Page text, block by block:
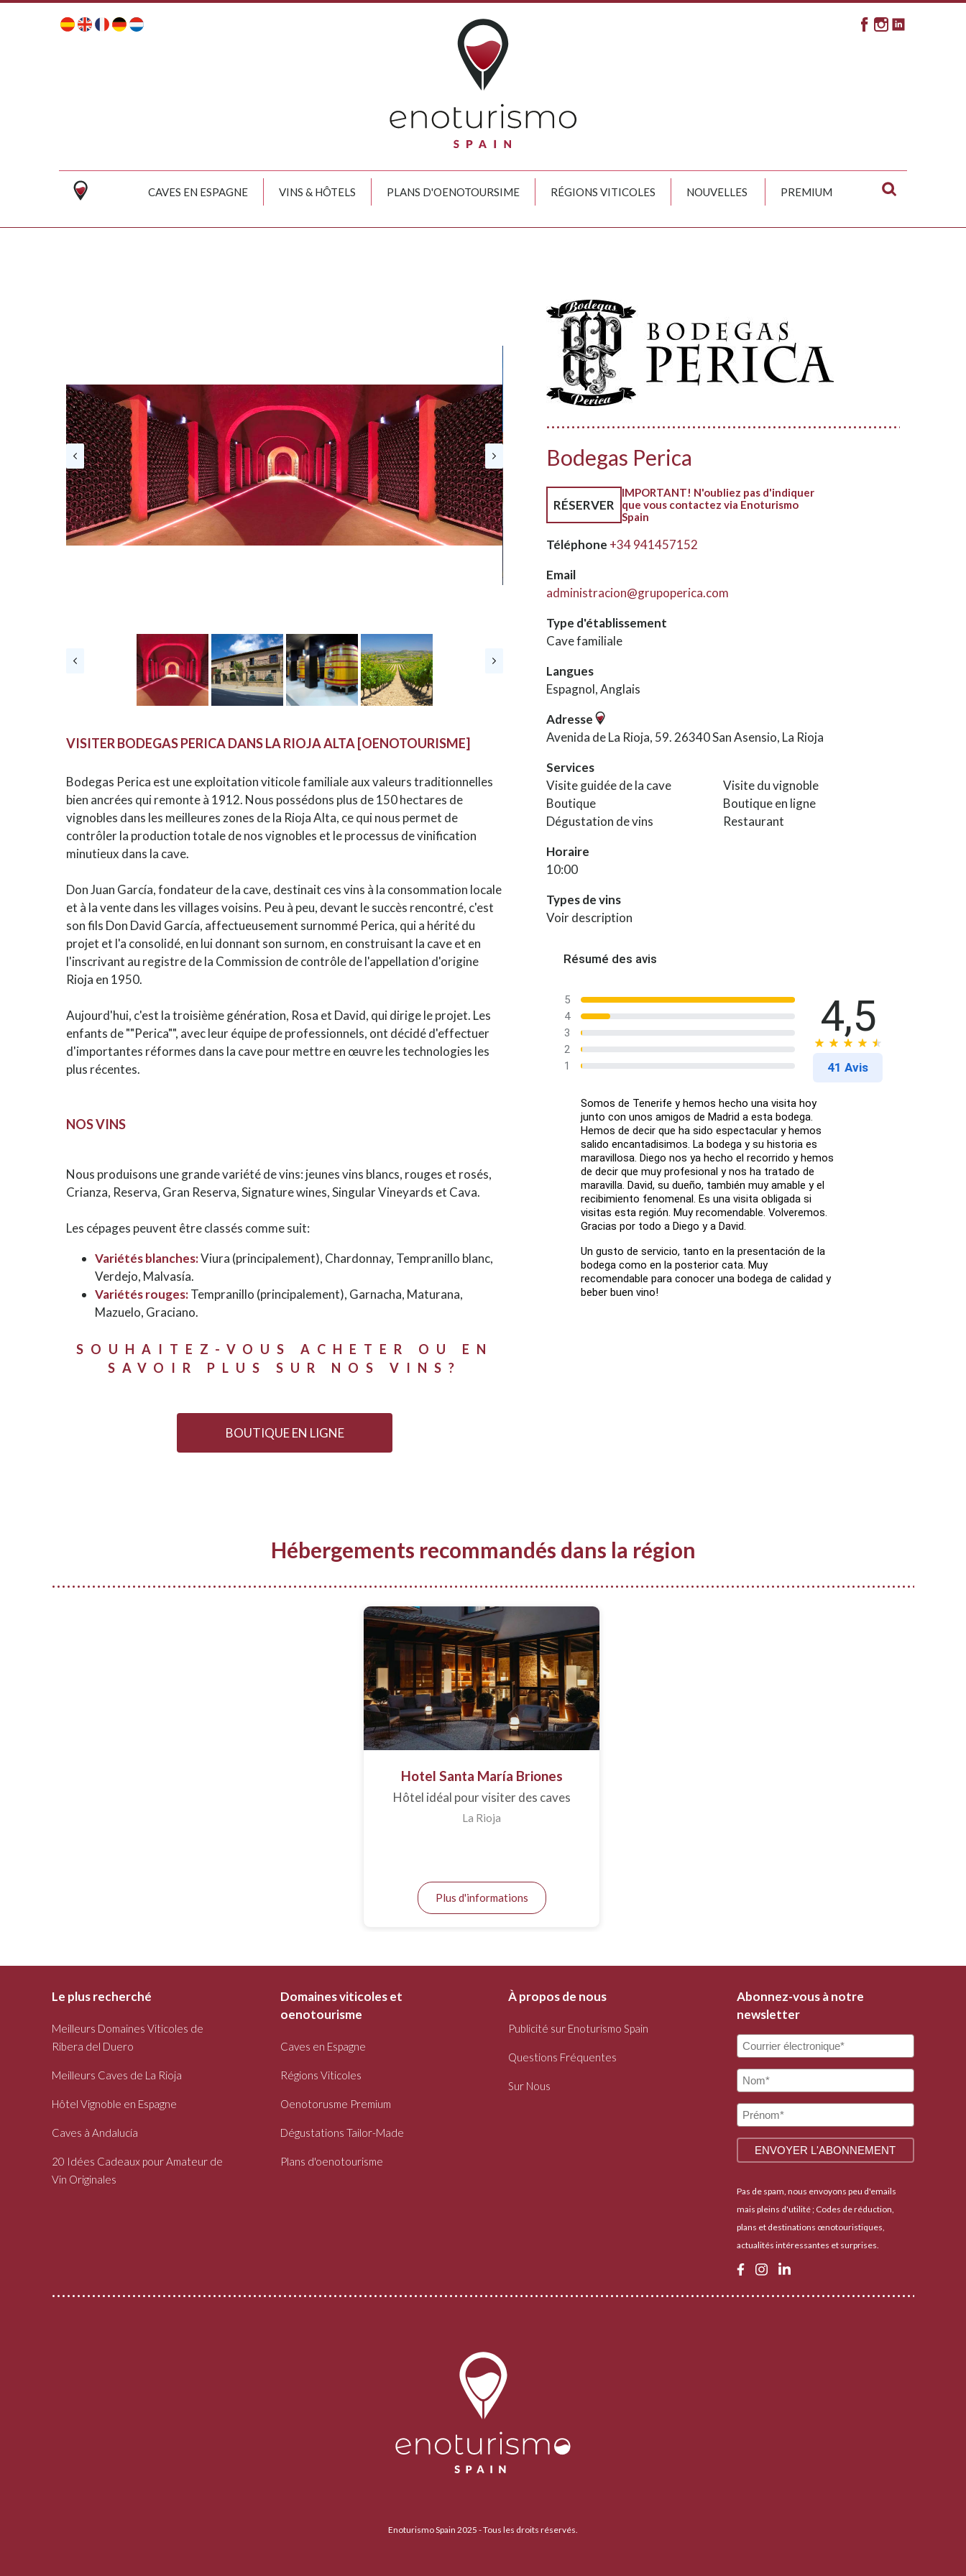
CAVES EN ESPAGNE VINS & HÔTELS PLANS D'OENOTOURSIME RÉGIONS VITICOLES NOUVELLES PREMIUM
VISITER BODEGAS PERICA DANS LA RIOJA ALTA [OENOTOURISME]
Bodegas Perica est une exploitation viticole familiale aux valeurs traditionnelles
bien ancrées qui remonte à 1912. Nous possédons plus de 150 hectares de
vignobles dans les meilleures zones de la Rioja Alta, ce qui nous permet de
contrôler la production totale de nos vignobles et le processus de vinification
minutieux dans la cave.
Don Juan García, fondateur de la cave, destinait ces vins à la consommation locale
et à la vente dans les villages voisins. Peu à peu, devant le succès rencontré, c'est
son fils Don David García, affectueusement surnommé Perica, qui a hérité du
projet et l'a consolidé, en lui donnant son surnom, en construisant la cave et en
l'inscrivant au registre de la Commission de contrôle de l'appellation d'origine
Rioja en 1950.
Aujourd'hui, c'est la troisième génération, Rosa et David, qui dirige le projet. Les
enfants de ""Perica"", avec leur équipe de professionnels, ont décidé d'effectuer
d'importantes réformes dans la cave pour mettre en œuvre les technologies les
plus récentes.
NOS VINS
Nous produisons une grande variété de vins: jeunes vins blancs, rouges et rosés,
Crianza, Reserva, Gran Reserva, Signature wines, Singular Vineyards et Cava.
Les cépages peuvent être classés comme suit:
Variétés blanches:Viura (principalement), Chardonnay, Tempranillo blanc,
Verdejo, Malvasía.
Variétés rouges:Tempranillo (principalement), Garnacha, Maturana,
Mazuelo, Graciano.
SOUHAITEZ-VOUS ACHETER OU EN
SAVOIR PLUS SUR NOS VINS?
BOUTIQUE EN LIGNE
Bodegas Perica
RÉSERVER
IMPORTANT! N'oubliez pas d'indiquer
que vous contactez via Enoturismo
Spain
Téléphone +34 941457152
Email
administracion@grupoperica.com
Type d'établissement
Cave familiale
Langues
Espagnol, Anglais
Adresse
Avenida de La Rioja, 59. 26340 San Asensio, La Rioja
Services
Visite guidée de la cave
Visite du vignoble
Boutique
Boutique en ligne
Dégustation de vins
Restaurant
Horaire
10:00
Types de vins
Voir description
Résumé des avis
5
4
3
2
1
4,5
41 Avis
Somos de Tenerife y hemos hecho una visita hoy
junto con unos amigos de Madrid a esta bodega.
Hemos de decir que ha sido espectacular y hemos
salido encantadisimos. La bodega y su historia es
maravillosa. Diego nos ya hecho el recorrido y hemos
de decir que muy profesional y nos ha tratado de
maravilla. David, su dueño, también muy amable y el
recibimiento fenomenal. Es una visita obligada si
visitas esta región. Muy recomendable. Volveremos.
Gracias por todo a Diego y a David.
Un gusto de servicio, tanto en la presentación de la
bodega como en la posterior cata. Muy
recomendable para conocer una bodega de calidad y
beber buen vino!
Hébergements recommandés dans la région
Hotel Santa María Briones
Hôtel idéal pour visiter des caves
La Rioja
Plus d'informations
Le plus recherché
Meilleurs Domaines Viticoles de
Ribera del Duero
Meilleurs Caves de La Rioja
Hôtel Vignoble en Espagne
Caves à Andalucía
20 Idées Cadeaux pour Amateur de
Vin Originales
Domaines viticoles et
oenotourisme
Caves en Espagne
Régions Viticoles
Oenotorusme Premium
Dégustations Tailor-Made
Plans d'oenotourisme
À propos de nous
Publicité sur Enoturismo Spain
Questions Fréquentes
Sur Nous
Abonnez-vous à notre
newsletter
Pas de spam, nous envoyons peu d'emails
mais pleins d'utilité ; Codes de réduction,
plans et destinations œnotouristiques,
actualités intéressantes et surprises.
Enoturismo Spain 2025 - Tous les droits réservés.